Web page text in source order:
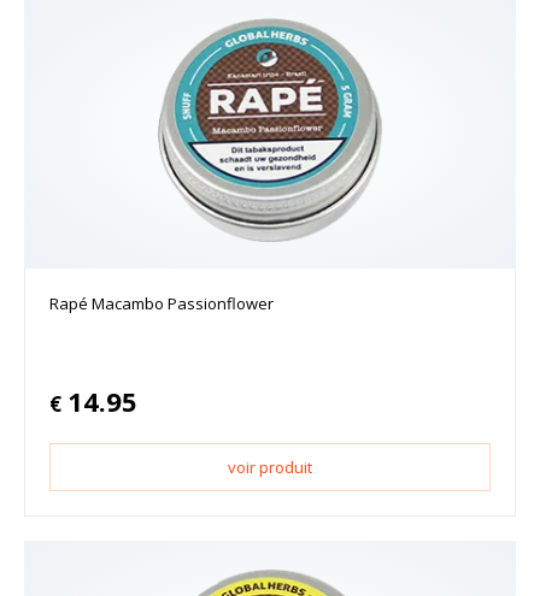
Rapé Macambo Passionflower
€ 14.95
voir produit